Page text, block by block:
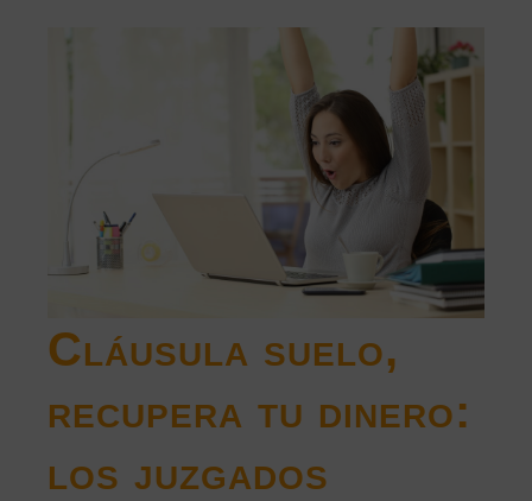
Cláusula suelo,
recupera tu dinero:
los juzgados